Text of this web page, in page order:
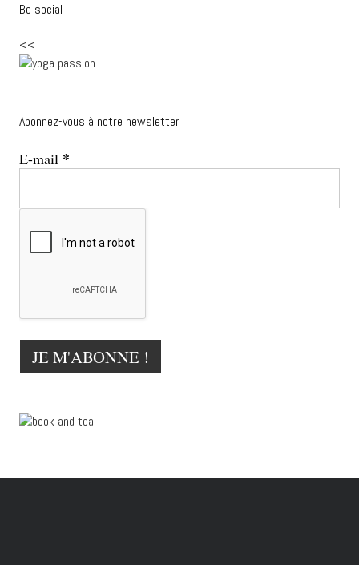
Be social
<<
Abonnez-vous à notre newsletter
E-mail *